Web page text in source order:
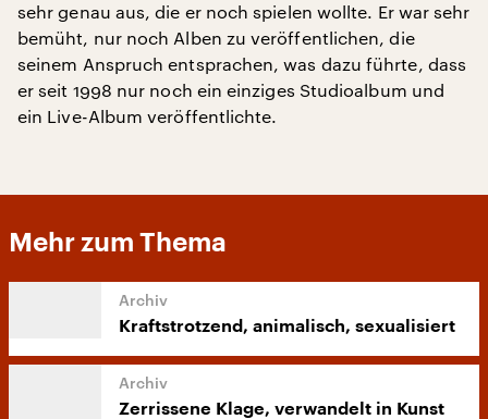
sehr genau aus, die er noch spielen wollte. Er war sehr
bemüht, nur noch Alben zu veröffentlichen, die
seinem Anspruch entsprachen, was dazu führte, dass
er seit 1998 nur noch ein einziges Studioalbum und
ein Live-Album veröffentlichte.
Mehr zum Thema
Kraftstrotzend, animalisch, sexualisiert
Zerrissene Klage, verwandelt in Kunst